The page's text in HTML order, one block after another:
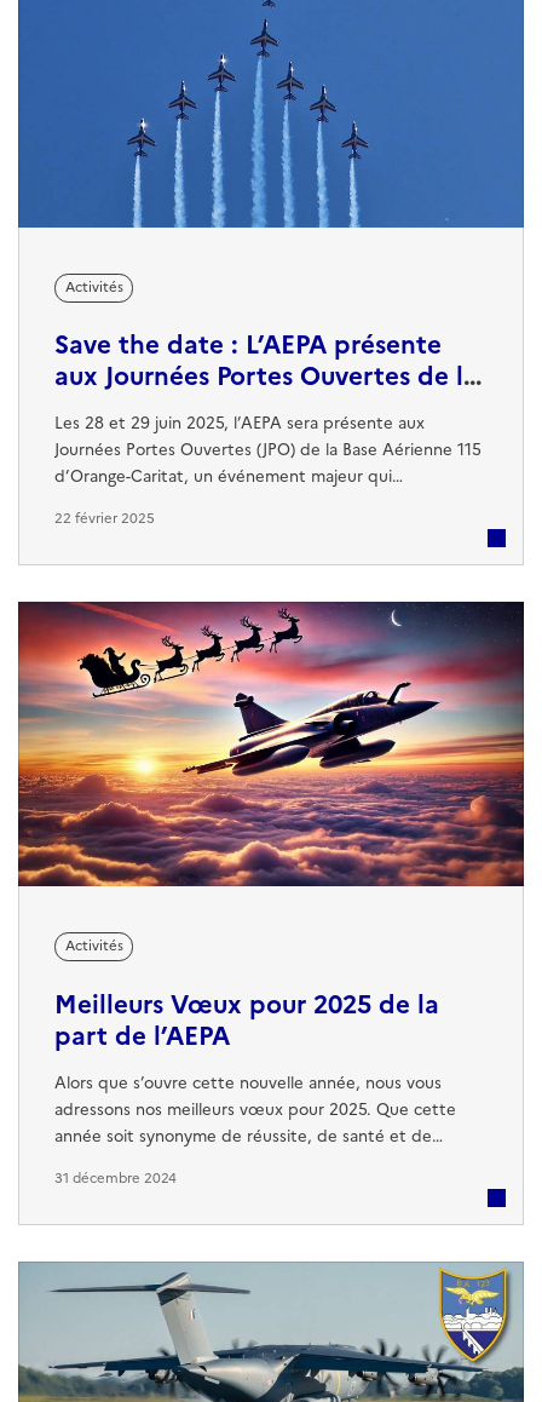
Activités
Save the date : L’AEPA présente
aux Journées Portes Ouvertes de la
BA 115 d’Orange - 28 & 29 juin 20
Les 28 et 29 juin 2025, l’AEPA sera présente aux
Journées Portes Ouvertes (JPO) de la Base Aérienne 115
d’Orange-Caritat, un événement majeur qui
d’immersion au cœur de l’Armée de l’Air et de l’Espace,
BA 115 d’Orange, véritable bastion de la ...
22 février 2025
Activités
Meilleurs Vœux pour 2025 de la
part de l’AEPA
Alors que s’ouvre cette nouvelle année, nous vous
adressons nos meilleurs vœux pour 2025. Que cette
année soit synonyme de réussite, de santé et de
continuons à faire vivre les valeurs de l’École des
futures de Pipins. Merci pour votre fidélité
31 décembre 2024